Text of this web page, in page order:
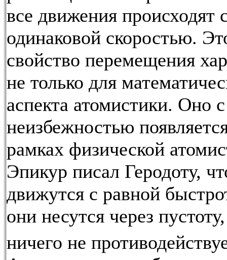
все движения происходят
одинаковой скоростью.
свойство перемещения
не только для
аспекта атомистики. Оно с
неизбежностью
рамках физической
Эпикур писал Геродоту,
движутся с равной
они несутся через
ничего не